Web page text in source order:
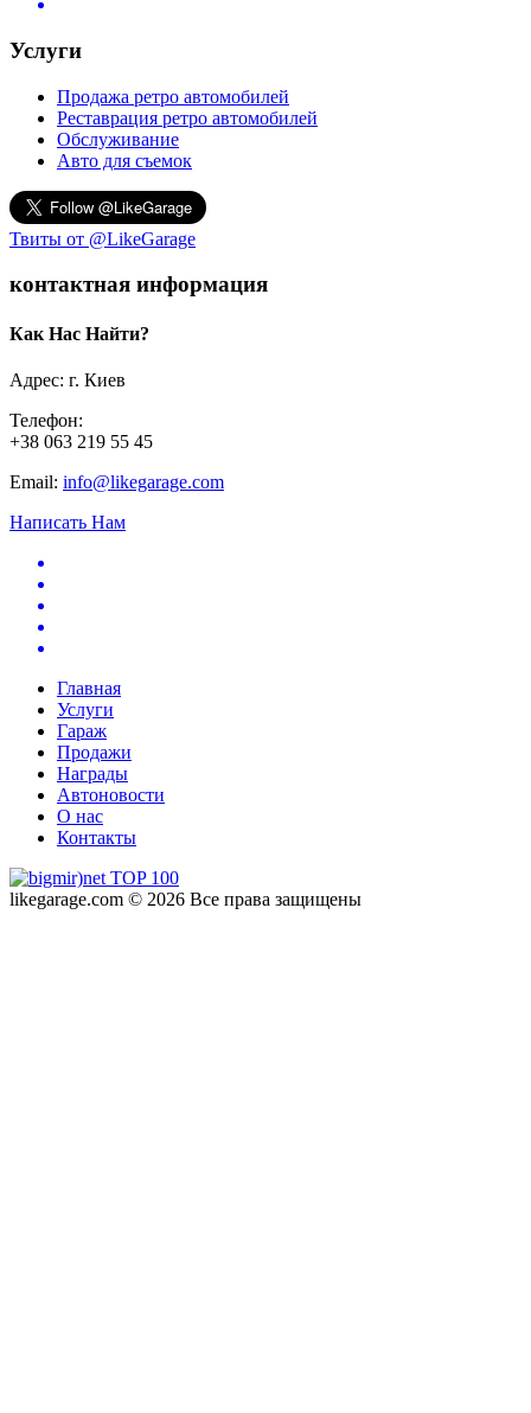
Услуги
Продажа ретро автомобилей
Реставрация ретро автомобилей
Обслуживание
Авто для съемок
Твиты от @LikeGarage
контактная информация
Как Нас Найти?
Адрес: г. Киев
Телефон:
+38 063 219 55 45
Email: info@likegarage.com
Написать Нам
Главная
Услуги
Гараж
Продажи
Награды
Автоновости
О нас
Контакты
likegarage.com © 2026 Все права защищены